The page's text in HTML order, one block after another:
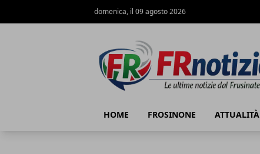
domenica, il 09 agosto 2026
HOME FROSINONE ATTUALITÀ